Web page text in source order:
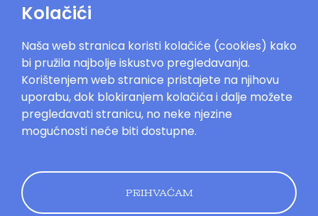
POWER
IN THE MOOD
Mood.hr©2023. Sva prava zadržana.
korištenja
Politika kolačića
Pravila
privatnosti
Dizajn by
Kolačići
Naša web stranica koristi kolačiće (cookies) kako
bi pružila najbolje iskustvo pregledavanja.
Korištenjem web stranice pristajete na njihovu
uporabu, dok blokiranjem kolačića i dalje možete
pregledavati stranicu, no neke njezine
mogućnosti neće biti dostupne.
PRIHVAĆAM